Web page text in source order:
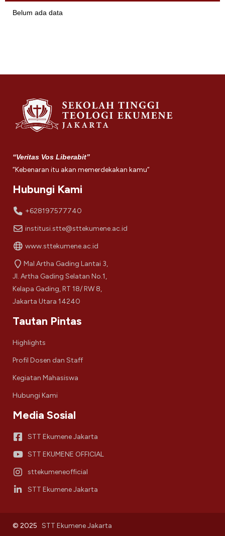
Belum ada data
“Veritas Vos Liberabit”
“Kebenaran itu akan memerdekakan kamu”
Hubungi Kami
+628197577740
institusi.stte@sttekumene.ac.id
www.sttekumene.ac.id
Mal Artha Gading Lantai 3,
Jl. Artha Gading Selatan No.1,
Kelapa Gading, RT 18/ RW 8,
Jakarta Utara 14240
Tautan Pintas
Highlights
Profil Dosen dan Staff
Kegiatan Mahasiswa
Hubungi Kami
Media Sosial
STT Ekumene Jakarta
STT EKUMENE OFFICIAL
sttekumeneofficial
STT Ekumene Jakarta
© 2025 STT Ekumene Jakarta